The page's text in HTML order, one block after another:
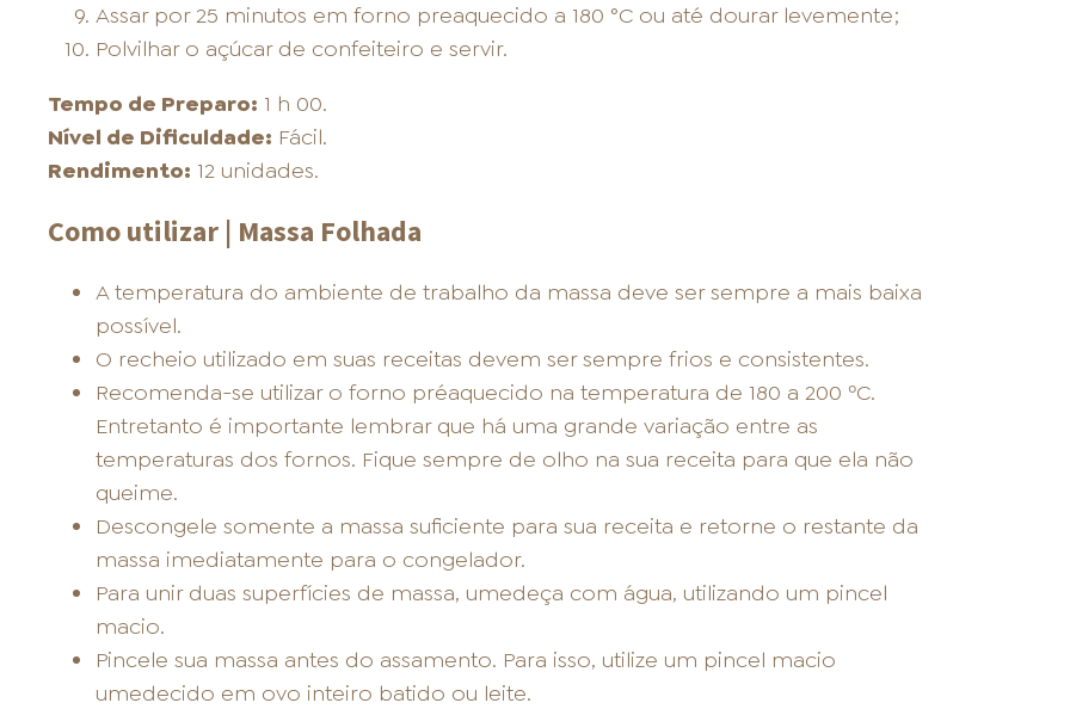
Assar por 25 minutos em forno preaquecido a 180 °C ou até dourar levemente;
Polvilhar o açúcar de confeiteiro e servir.
Tempo de Preparo: 1 h 00.
Nível de Dificuldade: Fácil.
Rendimento: 12 unidades.
Como utilizar | Massa Folhada
A temperatura do ambiente de trabalho da massa deve ser sempre a mais baixa
possível.
O recheio utilizado em suas receitas devem ser sempre frios e consistentes.
Recomenda-se utilizar o forno préaquecido na temperatura de 180 a 200 ºC.
Entretanto é importante lembrar que há uma grande variação entre as
temperaturas dos fornos. Fique sempre de olho na sua receita para que ela não
queime.
Descongele somente a massa suficiente para sua receita e retorne o restante da
massa imediatamente para o congelador.
Para unir duas superfícies de massa, umedeça com água, utilizando um pincel
macio.
Pincele sua massa antes do assamento. Para isso, utilize um pincel macio
umedecido em ovo inteiro batido ou leite.